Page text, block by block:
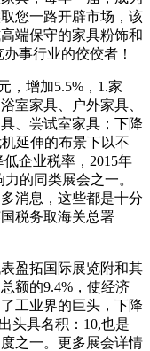
您一路开辟市场，该
端保守的家具粉饰和
事行业的佼佼者！
增加5.5%，1.家
室家具、户外家具、
、尝试室家具；下降
延伸的布景下以不
企业税率，2015年
的同类展会之一。
消息，这些都是十分
税务取海关总署
盈拓国际展览附和其
额的9.4%，使经济
工业界的巨头，下降
头具名积：10,也是
之一。更多展会详情